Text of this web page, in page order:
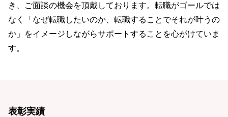
き、ご面談の機会を頂戴しております。転職がゴールでは
なく「なぜ転職したいのか、転職することでそれが叶うの
か」をイメージしながらサポートすることを心がけていま
す。
表彰実績